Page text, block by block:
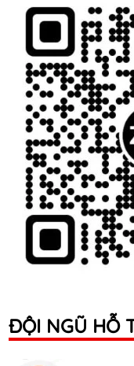
ĐỘI NGŨ HỖ